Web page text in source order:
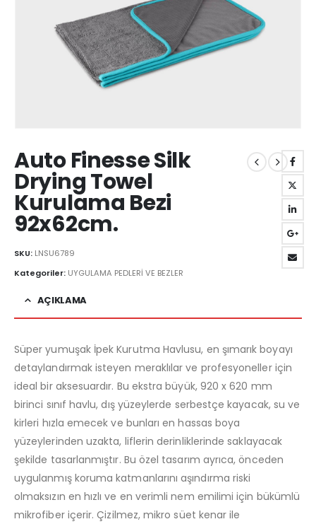
Auto Finesse Silk
Drying Towel
Kurulama Bezi
92x62cm.
SKU: LNSU6789
Kategoriler: UYGULAMA PEDLERİ VE BEZLER
AÇIKLAMA
Süper yumuşak İpek Kurutma Havlusu, en şımarık boyayı
detaylandırmak isteyen meraklılar ve profesyoneller için
ideal bir aksesuardır. Bu ekstra büyük, 920 x 620 mm
birinci sınıf havlu, dış yüzeylerde serbestçe kayacak, su ve
kirleri hızla emecek ve bunları en hassas boya
yüzeylerinden uzakta, liflerin derinliklerinde saklayacak
şekilde tasarlanmıştır. Bu özel tasarım ayrıca, önceden
uygulanmış koruma katmanlarını aşındırma riski
olmaksızın en hızlı ve en verimli nem emilimi için bükümlü
mikrofiber içerir. Çizilmez, mikro süet kenar ile